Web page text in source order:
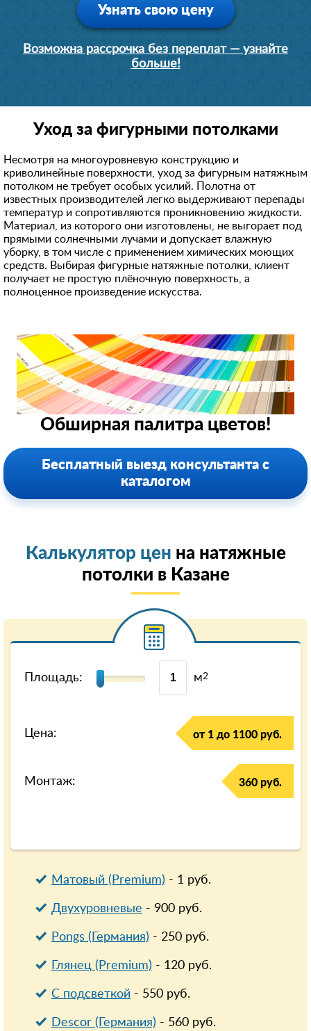
Узнать свою цену
Возможна рассрочка без переплат — узнайте
больше!
Уход за фигурными потолками
Несмотря на многоуровневую конструкцию и
криволинейные поверхности, уход за фигурным натяжным
потолком не требует особых усилий. Полотна от
известных производителей легко выдерживают перепады
температур и сопротивляются проникновению жидкости.
Материал, из которого они изготовлены, не выгорает под
прямыми солнечными лучами и допускает влажную
уборку, в том числе с применением химических моющих
средств. Выбирая фигурные натяжные потолки, клиент
получает не простую плёночную поверхность, а
полноценное произведение искусства.
Обширная палитра цветов!
Бесплатный выезд консультанта с
каталогом
Калькулятор цен на натяжные
потолки в Казанe
Площадь: м2
Цена: от 1 до 1100 руб.
Монтаж: 360 руб.
Матовый (Premium) - 1руб.
Двухуровневые - 900руб.
Pongs (Германия) - 250руб.
Глянец (Premium) - 120руб.
С подсветкой- 550руб.
Descor (Германия) - 560руб.